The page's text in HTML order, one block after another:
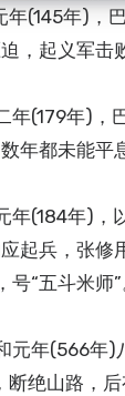
年(145年)，
，起义军击
年(179年)，
年都未能平
年(184年)，
起兵，张修
“五斗米师”
元年(566年)
断绝山路，